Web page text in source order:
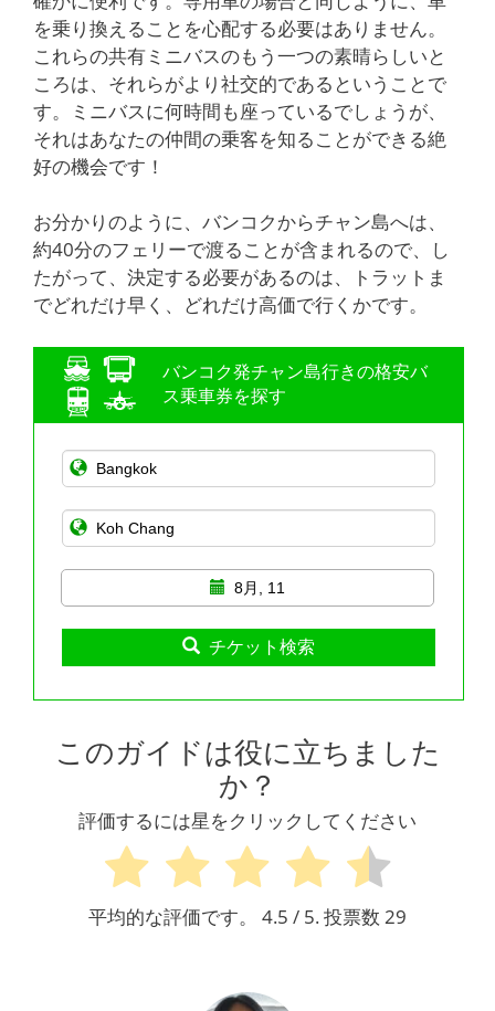
を乗り換えることを心配する必要はありません。
これらの共有ミニバスのもう一つの素晴らしいと
ころは、それらがより社交的であるということで
す。ミニバスに何時間も座っているでしょうが、
それはあなたの仲間の乗客を知ることができる絶
好の機会です！
お分かりのように、バンコクからチャン島へは、
約40分のフェリーで渡ることが含まれるので、し
たがって、決定する必要があるのは、トラットま
でどれだけ早く、どれだけ高価で行くかです。
バンコク発チャン島行きの格安バ
ス乗車券を探す
8月, 11
チケット検索
このガイドは役に立ちました
か？
評価するには星をクリックしてください
平均的な評価です。 4.5 / 5. 投票数 29